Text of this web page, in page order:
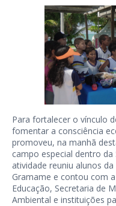
Para fortalecer o vínculo
fomentar a consciência
promoveu, na manhã
campo especial dentro da
atividade reuniu alunos
Gramame e contou com
Educação, Secretaria de
Ambiental e instituições